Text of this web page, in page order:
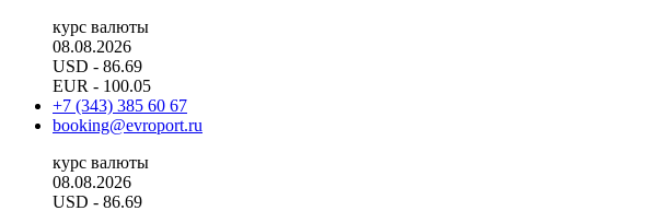
курс валюты
08.08.2026
USD - 86.69
EUR - 100.05
+7 (343) 385 60 67
booking@evroport.ru
курс валюты
08.08.2026
USD - 86.69